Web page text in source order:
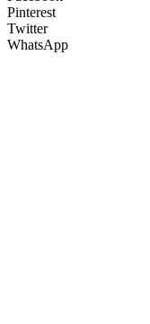
Pinterest
Twitter
WhatsApp